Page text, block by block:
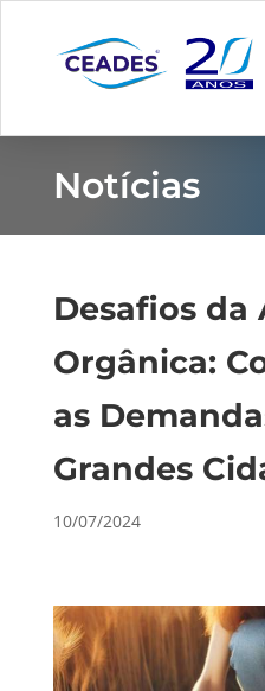
Notícias
Desafios
Orgânica:
as
Grandes
10/07/2024